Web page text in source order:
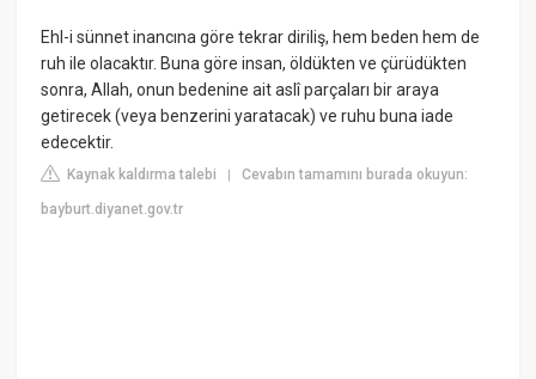
Ehl-i sünnet inancına göre tekrar diriliş, hem beden hem de
ruh ile olacaktır. Buna göre insan, öldükten ve çürüdükten
sonra, Allah, onun bedenine ait aslî parçaları bir araya
getirecek (veya benzerini yaratacak) ve ruhu buna iade
edecektir.
Kaynak kaldırma talebi |Cevabın tamamını burada okuyun:
bayburt.diyanet.gov.tr